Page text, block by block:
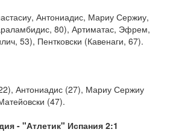
Антониадис, Мариу Сержиу,
80), Артиматас, Эфрем,
53), Пентковски (Кавенаги, 67).
Антониадис (27), Мариу Сержиу
(47).
- "Атлетик" Испания 2:1